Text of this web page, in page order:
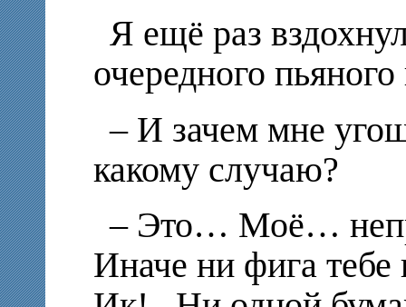
Я ещё раз
очередного
– И зачем мне
какому случаю?
– Это… Моё…
Иначе ни фига